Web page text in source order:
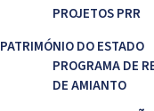
PROJETOS PRR
PATRIMÓNIO DO ESTADO
PROGRAMA DE
DE AMIANTO